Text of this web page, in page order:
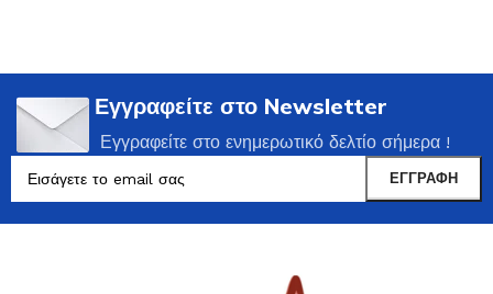
Εγγραφείτε στο Newsletter
Εγγραφείτε στο ενημερωτικό δελτίο σήμερα !